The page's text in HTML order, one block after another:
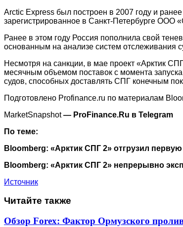
Arctic Express был построен в 2007 году и
зарегистрированное в Санкт-Петербурге ООО
Ранее в этом году Россия пополнила свой
основанным на анализе систем отслеживания
Несмотря на санкции, в мае проект «Арктик
месячным объемом поставок с момента
судов, способных доставлять СПГ конечным
Подготовлено Profinance.ru по материалам
MarketSnapshot— ProFinance.Ru в Telegram
По теме:
Bloomberg: «Арктик СПГ 2» отгрузил
Bloomberg: «Арктик СПГ 2» непрерывно
Источник
Читайте также
Обзор Forex: Фактор Ормузского